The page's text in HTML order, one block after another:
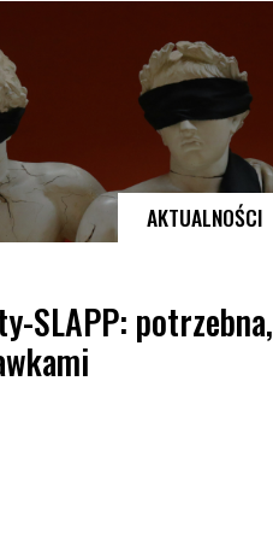
AKTUALNOŚCI
SLAPP: potrzebna,